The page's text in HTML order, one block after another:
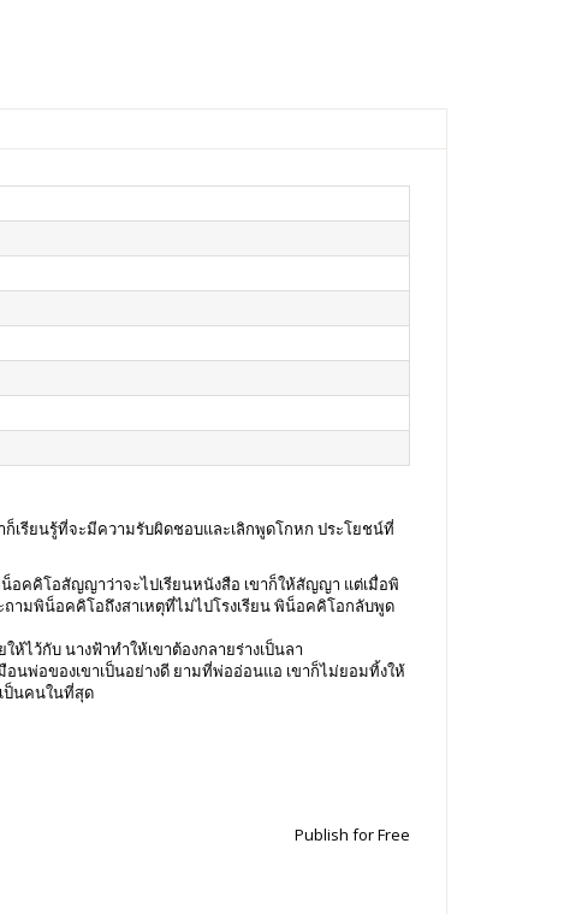
เรียนรู้ที่จะมีความรับผิดชอบและเลิกพูดโกหก ประโยชน์ที่
อคคิโอสัญญาว่าจะไปเรียนหนังสือ เขาก็ให้สัญญา แต่เมื่อพิ
ามพิน็อคคิโอถึงสาเหตุที่ไม่ไปโรงเรียน พิน็อคคิโอกลับพูด
ไว้กับ นางฟ้าทำให้เขาต้องกลายร่างเป็นลา
นพ่อของเขาเป็นอย่างดี ยามที่พ่ออ่อนแอ เขาก็ไม่ยอมทิ้งให้
ป็นคนในที่สุด
Publish for Free